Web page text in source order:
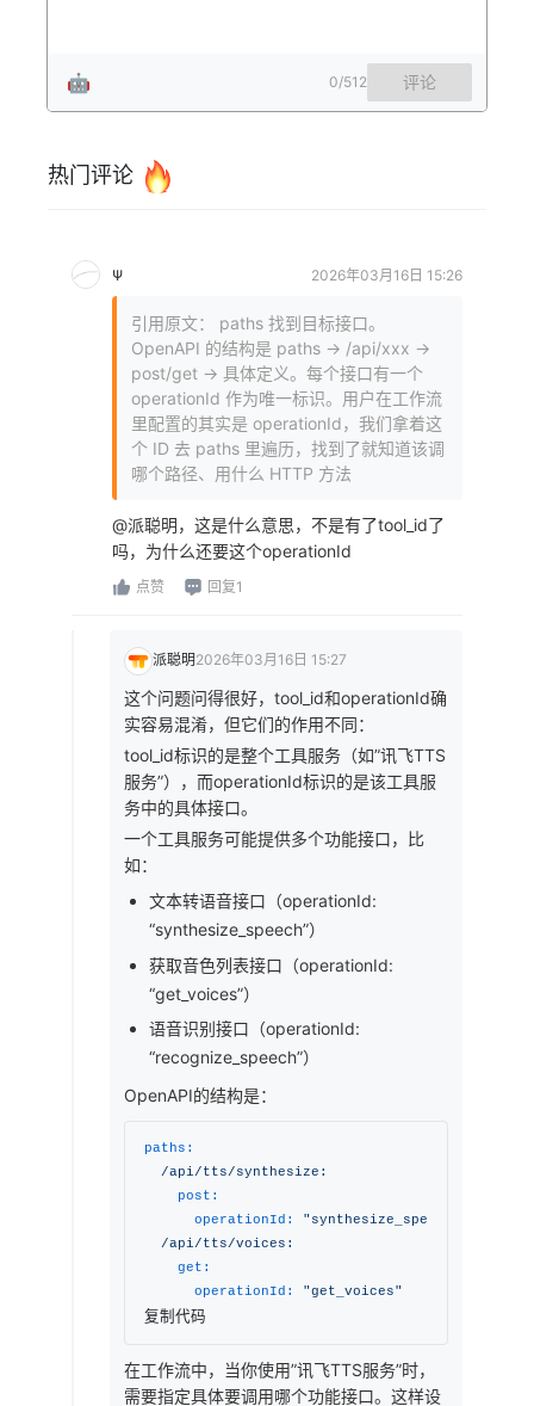
🤖 0/512 评论
热门评论
Ψ 2026年03月16日 15:26
引用原文： paths 找到目标接口。
OpenAPI 的结构是 paths -> /api/xxx ->
post/get -> 具体定义。每个接口有一个
operationId 作为唯一标识。用户在工作流
里配置的其实是 operationId，我们拿着这
个 ID 去 paths 里遍历，找到了就知道该调
哪个路径、用什么 HTTP 方法
@派聪明，这是什么意思，不是有了tool_id了
吗，为什么还要这个operationId
点赞 回复1
派聪明2026年03月16日 15:27
这个问题问得很好，tool_id和operationId确
实容易混淆，但它们的作用不同：
tool_id标识的是整个工具服务（如”讯飞TTS
服务”），而operationId标识的是该工具服
务中的具体接口。
一个工具服务可能提供多个功能接口，比
如：
文本转语音接口（operationId:
“synthesize_speech”）
获取音色列表接口（operationId:
“get_voices”）
语音识别接口（operationId:
“recognize_speech”）
OpenAPI的结构是：
paths:
/api/tts/synthesize:
post:
operationId:
"synthesize_speech"
/api/tts/voices:
get:
operationId:
"get_voices"
复制代码
在工作流中，当你使用”讯飞TTS服务”时，
需要指定具体要调用哪个功能接口。这样设